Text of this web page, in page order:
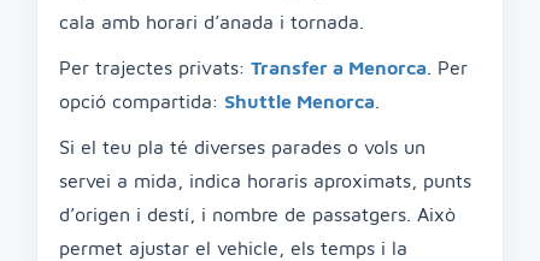
cala amb horari d’anada i tornada.
Per trajectes privats: Transfer a Menorca . Per
opció compartida: Shuttle Menorca
Si el teu pla té diverses parades o vols un
servei a mida, indica horaris aproximats, punts
d’origen i destí, i nombre de passatgers. Això
permet ajustar el vehicle, els temps i la